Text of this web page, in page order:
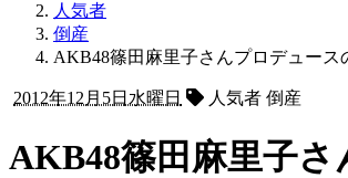
人気者
倒産
AKB48篠田麻里子さんプロデュー
2012年12月5日水曜日 人気者 倒産
AKB48篠田麻里子